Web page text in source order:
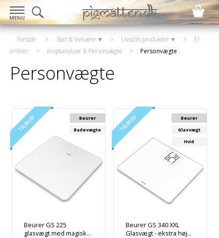
Forside > Bad & Velvære ▼ > Livsstils produkter ▼ >
El-
artikler
> Kropsanalyse & Personvægte > Personvægte
Personvægte
Beurer GS 225
glasvægt med magisk...
Beurer
Badevægte
Beurer GS 340 XXL
Glasvægt - ekstra høj...
Beurer
Glasvægt
Hvid